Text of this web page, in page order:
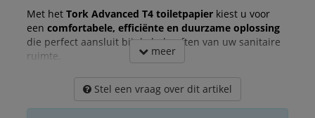
Met het Tork Advanced T4 toiletpapierkiest u voor
een comfortabele, efficiënte en duurzame oplossing
die perfect aansluit bij de behoeften van uw sanitaire
ruimte.
meer
Stel een vraag over dit artikel